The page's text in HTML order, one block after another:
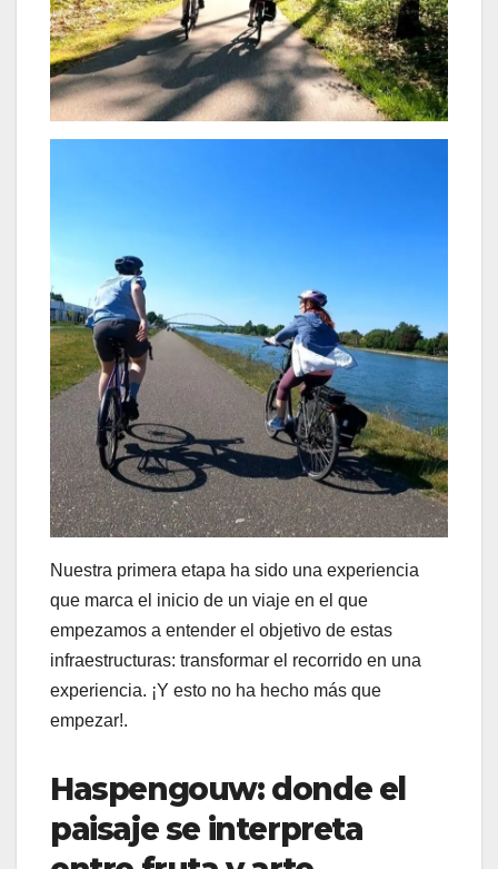
Nuestra primera etapa ha sido una experiencia
que marca el inicio de un viaje en el que
empezamos a entender el objetivo de estas
infraestructuras: transformar el recorrido en una
experiencia. ¡Y esto no ha hecho más que
empezar!.
Haspengouw: donde el
paisaje se interpreta